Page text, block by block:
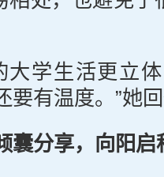
大学生活更立
要有温度。”她
囊分享， 向阳启